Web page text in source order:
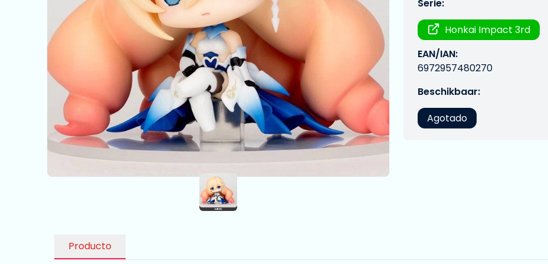
Serie:
Honkai Impact 3rd
EAN/IAN:
6972957480270
Beschikbaar:
Agotado
Producto